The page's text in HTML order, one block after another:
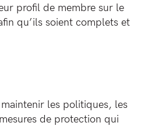
profil de membre sur le
qu’ils soient complets et
maintenir les politiques, les
de protection qui